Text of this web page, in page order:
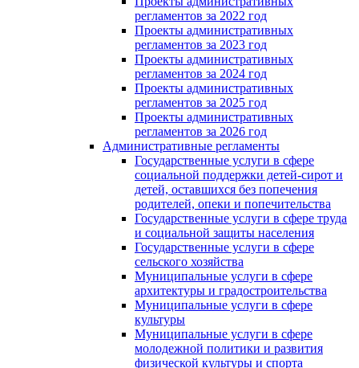
регламентов за 2022 год
Проекты административных
регламентов за 2023 год
Проекты административных
регламентов за 2024 год
Проекты административных
регламентов за 2025 год
Проекты административных
регламентов за 2026 год
Административные регламенты
Государственные услуги в сфере
социальной поддержки детей-сирот и
детей, оставшихся без попечения
родителей, опеки и попечительства
Государственные услуги в сфере труда
и социальной защиты населения
Государственные услуги в сфере
сельского хозяйства
Муниципальные услуги в сфере
архитектуры и градостроительства
Муниципальные услуги в сфере
культуры
Муниципальные услуги в сфере
молодежной политики и развития
физической культуры и спорта